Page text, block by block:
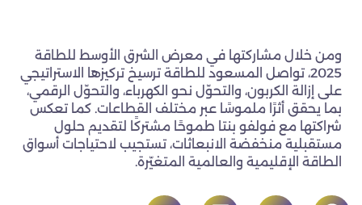
ومن خلال مشاركتها في معرض الشرق الأوسط للطاقة
2025، تواصل المسعود للطاقة ترسيخ تركيزها الاستراتيجي
على إزالة الكربون، والتحوّل نحو الكهرباء، والتحوّل الرقمي،
بما يحقق أثرًا ملموسًا عبر مختلف القطاعات. كما تعكس
شراكتها مع فولفو بنتا طموحًا مشتركًا لتقديم حلول
مستقبلية منخفضة الانبعاثات، تستجيب لاحتياجات أسواق
الطاقة الإقليمية والعالمية المتغيّرة.